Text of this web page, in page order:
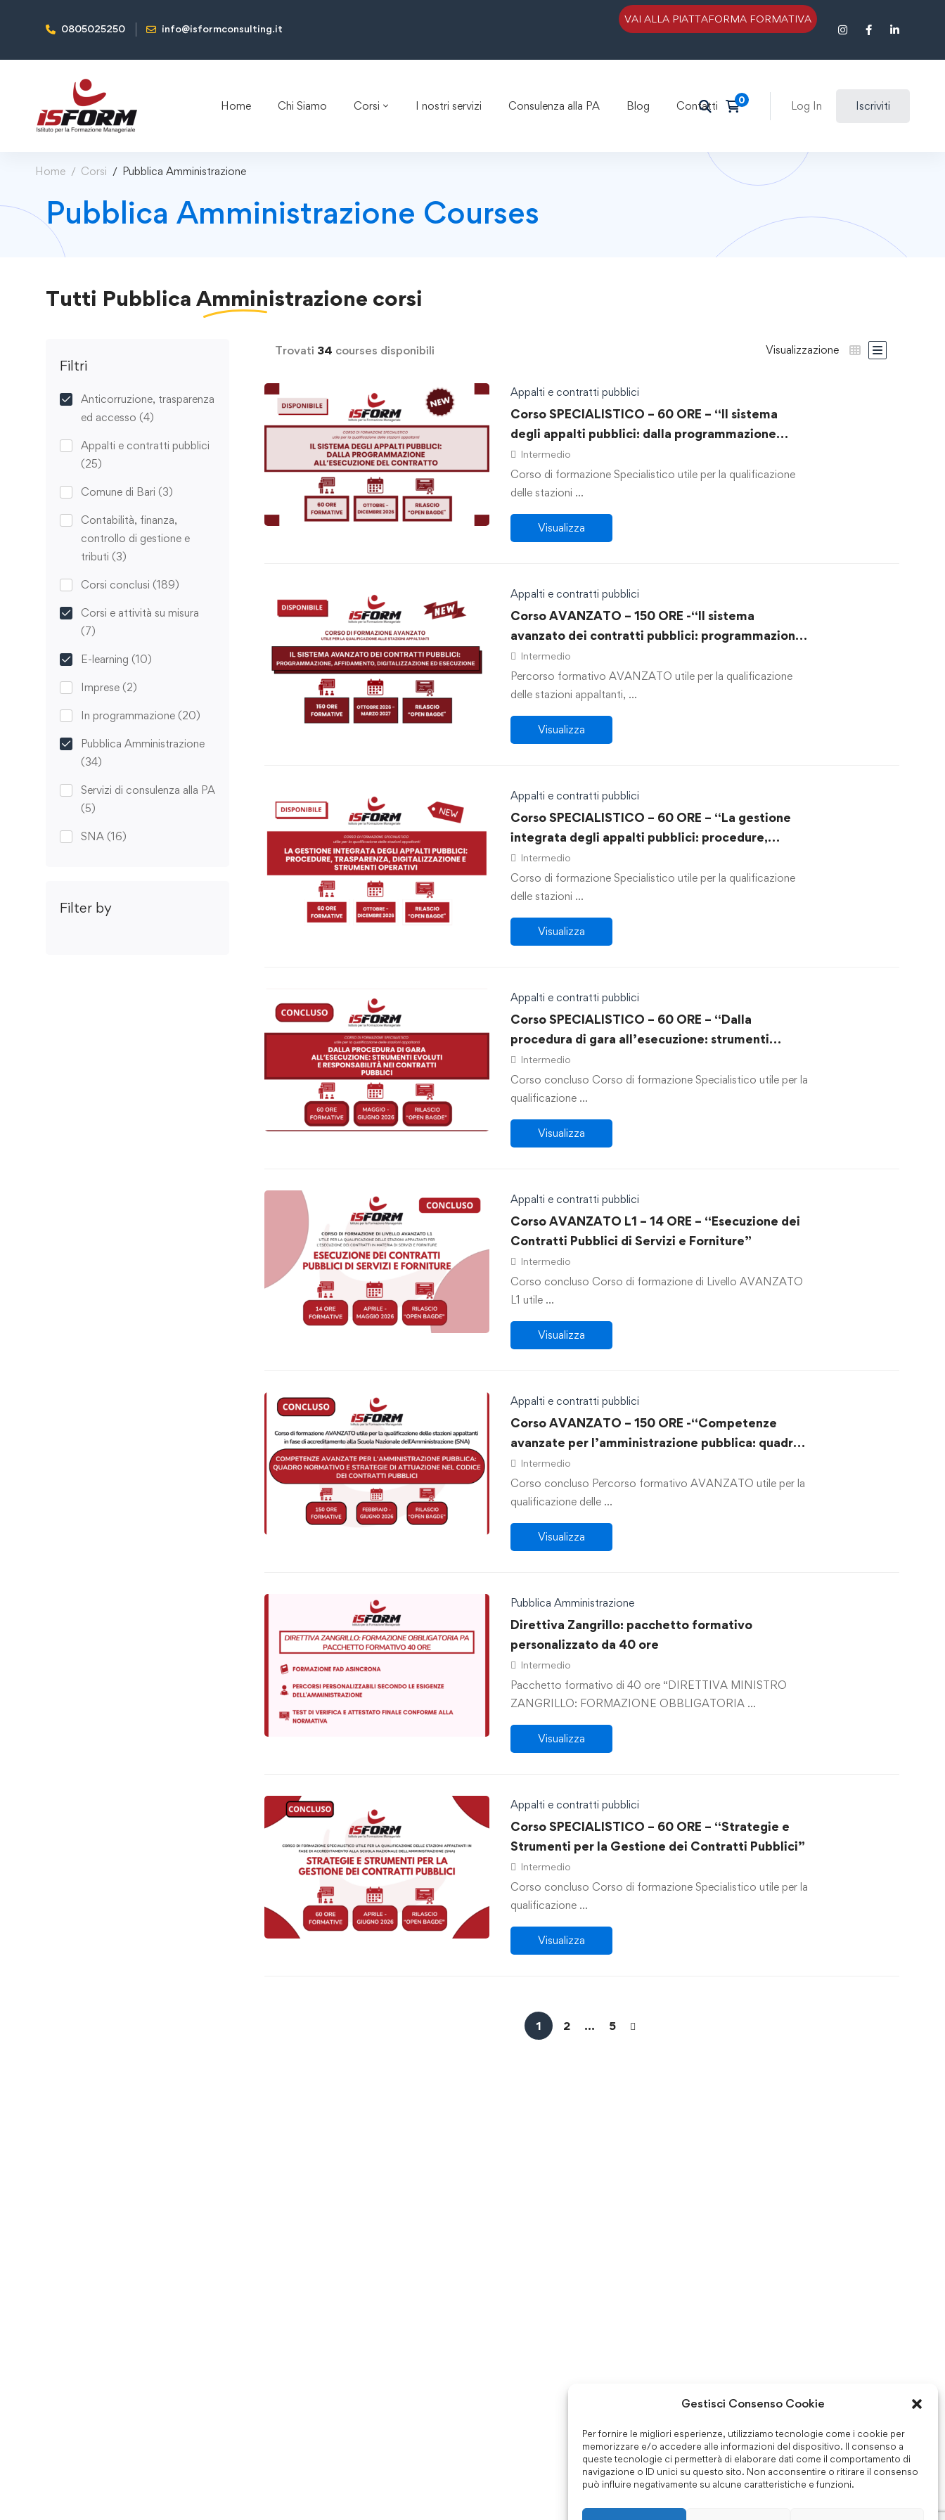
Gestisci Consenso Cookie
Per fornire le migliori esperienze, utilizziamo tecnologie come i cookie per
memorizzare e/o accedere alle informazioni del dispositivo. Il consenso a
queste tecnologie ci permetterà di elaborare dati come il comportamento di
navigazione o ID unici su questo sito. Non acconsentire o ritirare il consenso
può influire negativamente su alcune caratteristiche e funzioni.
0805025250 info@isformconsulting.it
VAI ALLA PIATTAFORMA FORMATIVA
Home Chi Siamo Corsi I nostri servizi Consulenza alla PA Blog Contatti Log In Iscriviti
Home Corsi Pubblica Amministrazione
Pubblica Amministrazione Courses
Tutti Pubblica Amministrazione corsi
Filtri
Anticorruzione, trasparenza
ed accesso (4)
Appalti e contratti pubblici
(25)
Comune di Bari (3)
Contabilità, finanza,
controllo di gestione e
tributi (3)
Corsi conclusi (189)
Corsi e attività su misura
(7)
E-learning (10)
Imprese (2)
In programmazione (20)
Pubblica Amministrazione
(34)
Servizi di consulenza alla PA
(5)
SNA (16)
Filter by
Trovati 34 courses disponibili Visualizzazione
Appalti e contratti pubblici
Corso SPECIALISTICO – 60 ORE – “Il sistema
degli appalti pubblici: dalla programmazione
all’esecuzione del contratto”
Intermedio
Corso di formazione Specialistico utile per la qualificazione
delle stazioni …
Visualizza
Appalti e contratti pubblici
Corso AVANZATO – 150 ORE -“Il sistema
avanzato dei contratti pubblici: programmazione,
affidamento, digitalizzazione ed esecuzione”
Intermedio
Percorso formativo AVANZATO utile per la qualificazione
delle stazioni appaltanti, …
Visualizza
Appalti e contratti pubblici
Corso SPECIALISTICO – 60 ORE – “La gestione
integrata degli appalti pubblici: procedure,
trasparenza, digitalizzazione e strumenti
operativi”
Intermedio
Corso di formazione Specialistico utile per la qualificazione
delle stazioni …
Visualizza
Appalti e contratti pubblici
Corso SPECIALISTICO – 60 ORE – “Dalla
procedura di gara all’esecuzione: strumenti
evoluti e responsabilità nei contratti pubblici”
Intermedio
Corso concluso Corso di formazione Specialistico utile per la
qualificazione …
Visualizza
Appalti e contratti pubblici
Corso AVANZATO L1 – 14 ORE – “Esecuzione dei
Contratti Pubblici di Servizi e Forniture”
Intermedio
Corso concluso Corso di formazione di Livello AVANZATO
L1 utile …
Visualizza
Appalti e contratti pubblici
Corso AVANZATO – 150 ORE -“Competenze
avanzate per l’amministrazione pubblica: quadro
normativo e strategie di attuazione nel Codice
dei Contratti Pubblici”
Intermedio
Corso concluso Percorso formativo AVANZATO utile per la
qualificazione delle …
Visualizza
Pubblica Amministrazione
Direttiva Zangrillo: pacchetto formativo
personalizzato da 40 ore
Intermedio
Pacchetto formativo di 40 ore “DIRETTIVA MINISTRO
ZANGRILLO: FORMAZIONE OBBLIGATORIA …
Visualizza
Appalti e contratti pubblici
Corso SPECIALISTICO – 60 ORE – “Strategie e
Strumenti per la Gestione dei Contratti Pubblici”
Intermedio
Corso concluso Corso di formazione Specialistico utile per la
qualificazione …
Visualizza
1 2 … 5